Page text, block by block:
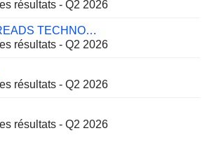
résultats - Q2 2026
MOORE THREADS TECHNOLOGY CO., LTD.
résultats - Q2 2026
résultats - Q2 2026
résultats - Q2 2026